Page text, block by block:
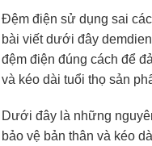
Đệm điện sử dụng sai
bài viết dưới đây
đệm điện đúng cách để
và kéo dài tuổi thọ sản
Dưới đây là những
bảo vệ bản thân và kéo